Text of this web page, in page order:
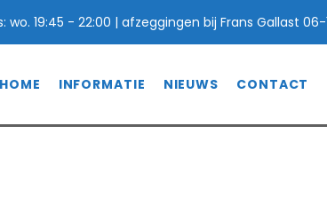
wo. 19:45 - 22:00 | afzeggingen bij Frans Gallast 06-
HOME INFORMATIE NIEUWS CONTACT